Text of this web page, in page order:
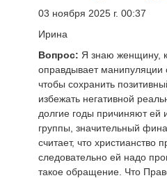
03 ноября 2025 г. 00:37
Ирина
Вопрос: Я знаю женщину,
оправдывает манипуляции
чтобы сохранить
избежать негативной
долгие годы причиняют ей
группы, значительный
считает, что христианство
следовательно ей надо
такое обращение. Что